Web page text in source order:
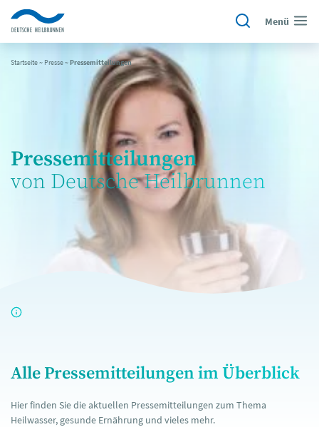
Menü
Startseite~ Presse~Pressemitteilungen
Pressemitteilungen
von Deutsche Heilbrunnen
Alle Pressemitteilungen im Überblick
Hier finden Sie die aktuellen Pressemitteilungen zum Thema
Heilwasser, gesunde Ernährung und vieles mehr.